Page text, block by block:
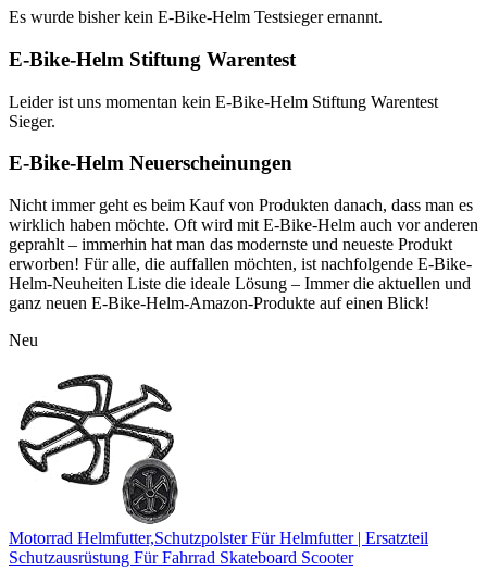
Es wurde bisher kein E-Bike-Helm Testsieger ernannt.
E-Bike-Helm Stiftung Warentest
Leider ist uns momentan kein E-Bike-Helm Stiftung Warentest
Sieger.
E-Bike-Helm Neuerscheinungen
Nicht immer geht es beim Kauf von Produkten danach, dass man es
wirklich haben möchte. Oft wird mit E-Bike-Helm auch vor anderen
geprahlt – immerhin hat man das modernste und neueste Produkt
erworben! Für alle, die auffallen möchten, ist nachfolgende E-Bike-
Helm-Neuheiten Liste die ideale Lösung – Immer die aktuellen und
ganz neuen E-Bike-Helm-Amazon-Produkte auf einen Blick!
Neu
Motorrad Helmfutter,Schutzpolster Für Helmfutter | Ersatzteil
Schutzausrüstung Für Fahrrad Skateboard Scooter